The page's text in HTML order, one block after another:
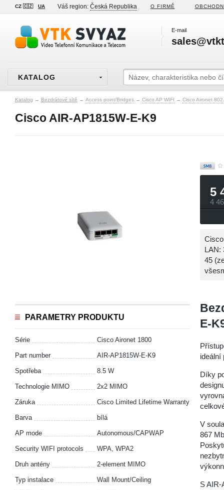
CZ 🇨🇿 UA Váš region: Česká Republika O FIRMĚ
E-mail
KATALOG
Katalog → Bezdrátové sítě → Access point/Bridges → Cisco AP WIFI → Cisco Aironet
Cisco AIR-AP1815W-E-K9
PARAMETRY PRODUKTU
Série Cisco Aironet 1800
Part number AIR-AP1815W-E-K9
Spotřeba 8.5 W
Technologie MIMO 2x2 MIMO
Záruka Cisco Limited Lifetime Warranty
Barva bílá
AP mode Autonomous/CAPWAP
Security WIFI protocols WPA, WPA2
Druh antény 2-element MIMO
Typ instalace Wall Mount/Ceiling
5
4
LAN:
45
E-
ideální
Díky
V
867
S